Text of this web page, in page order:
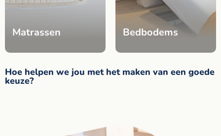
Matrassen Bedbodems
Hoe helpen we jou met het maken van een goede
keuze?